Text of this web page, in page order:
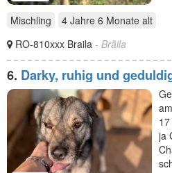
Mischling 4 Jahre 6 Monate alt
RO-810xxx Braila - Brăila
6. Darky, ruhig und
ja